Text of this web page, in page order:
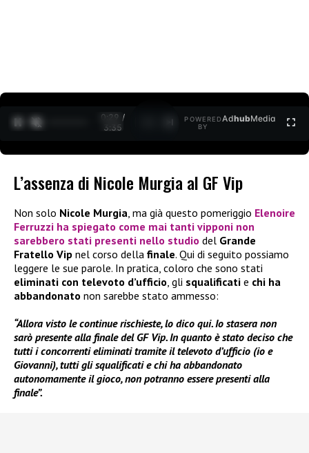
0:30 /
3:35
POWERED
BY
AdhubMedia
L’assenza di Nicole Murgia al GF Vip
Non solo Nicole Murgia, ma già questo pomeriggio Elenoire
Ferruzzi ha spiegato come mai tanti vipponi non
sarebbero stati presenti nello studio del Grande
Fratello Vip nel corso della finale. Qui di seguito possiamo
leggere le sue parole. In pratica, coloro che sono stati
eliminati con televoto d’ufficio, gli squalificati e chi ha
abbandonato non sarebbe stato ammesso:
“Allora visto le continue rischieste, lo dico qui. Io stasera non
sarò presente alla finale del GF Vip. In quanto è stato deciso che
tutti i concorrenti eliminati tramite il televoto d’ufficio (io e
Giovanni), tutti gli squalificati e chi ha abbandonato
autonomamente il gioco, non potranno essere presenti alla
finale”.